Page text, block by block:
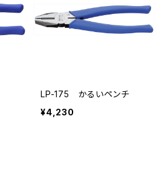
LP-175 かるいペンチ
¥4,230